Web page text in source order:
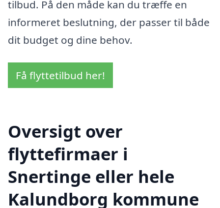
tilbud. På den måde kan du træffe en
informeret beslutning, der passer til både
dit budget og dine behov.
Få flyttetilbud her!
Oversigt over
flyttefirmaer i
Snertinge eller hele
Kalundborg kommune